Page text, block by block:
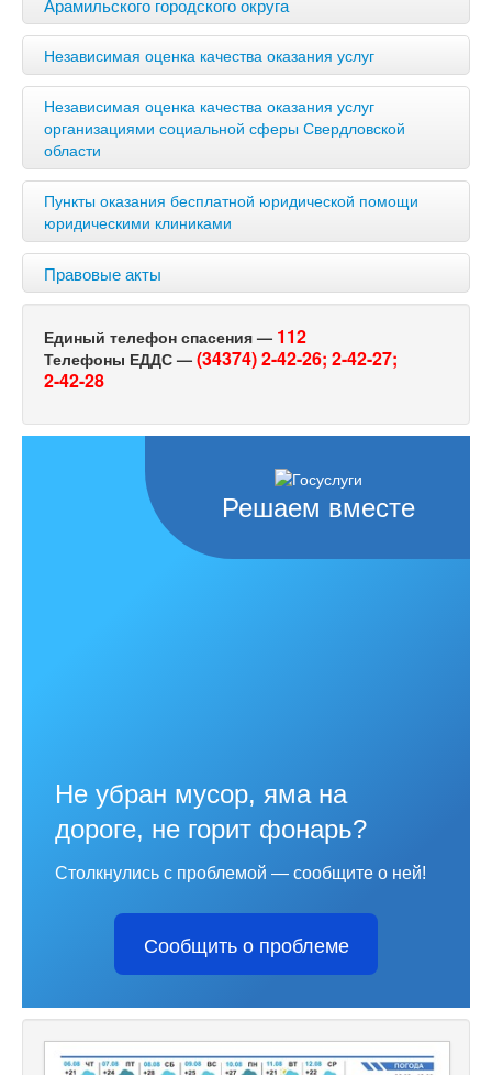
Независимая оценка качества оказания услуг
Независимая оценка качества оказания услуг
организациями социальной сферы Свердловской
области
Пункты оказания бесплатной юридической помощи
юридическими клиниками
Правовые акты
Единый телефон спасения — 112
Телефоны ЕДДС — (34374) 2-42-26; 2-42-27;
2-42-28
Решаем вместе
Не убран мусор, яма на
дороге, не горит фонарь?
Столкнулись с проблемой — сообщите о ней!
Сообщить о проблеме